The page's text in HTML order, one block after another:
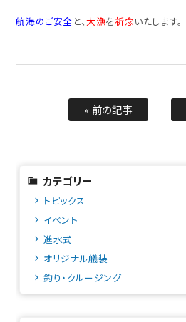
航海のご安全 と、大漁を祈念いたします。
« 前の記事
カテゴリー
トピックス
イベント
進水式
オリジナル艤装
釣り・クルージング